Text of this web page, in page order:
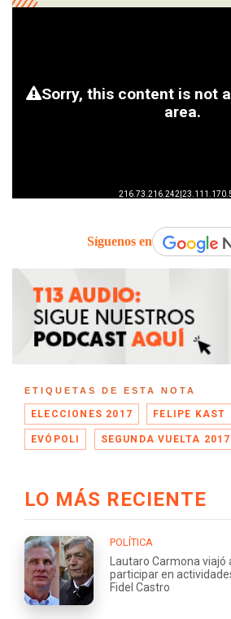
Síguenos en
ETIQUETAS DE ESTA NOTA
ELECCIONES 2017 FELIPE KAST
EVÓPOLI SEGUNDA VUELTA 2017
LO MÁS RECIENTE
POLÍTICA
Lautaro Carmona viajó
participar en
Fidel Castro